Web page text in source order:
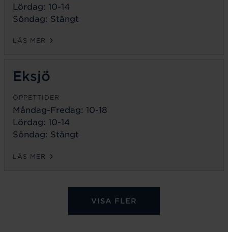
Lördag: 10-14
Söndag: Stängt
LÄS MER
Eksjö
ÖPPETTIDER
Måndag-Fredag: 10-18
Lördag: 10-14
Söndag: Stängt
LÄS MER
VISA FLER